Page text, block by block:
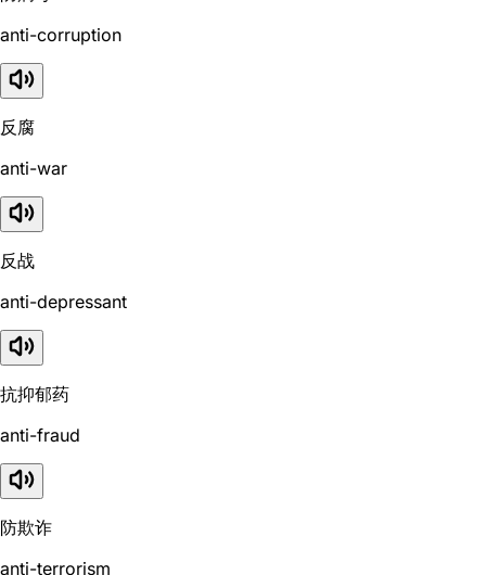
anti-corruption
反腐
anti-war
反战
anti-depressant
抗抑郁药
anti-fraud
防欺诈
anti-terrorism